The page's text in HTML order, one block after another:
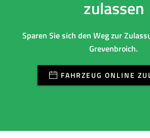
zulassen
Sparen Sie sich den Weg zur
Grevenbroich.
FAHRZEUG ONLINE